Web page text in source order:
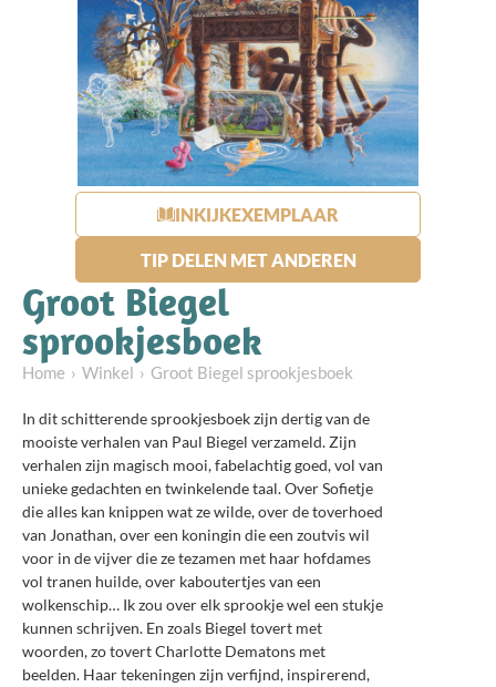
INKIJKEXEMPLAAR
TIP DELEN MET ANDEREN
Groot Biegel
sprookjesboek
Home Winkel Groot Biegel sprookjesboek
In dit schitterende sprookjesboek zijn dertig van de
mooiste verhalen van Paul Biegel verzameld. Zijn
verhalen zijn magisch mooi, fabelachtig goed, vol van
unieke gedachten en twinkelende taal. Over Sofietje
die alles kan knippen wat ze wilde, over de toverhoed
van Jonathan, over een koningin die een zoutvis wil
voor in de vijver die ze tezamen met haar hofdames
vol tranen huilde, over kaboutertjes van een
wolkenschip… Ik zou over elk sprookje wel een stukje
kunnen schrijven. En zoals Biegel tovert met
woorden, zo tovert Charlotte Dematons met
beelden. Haar tekeningen zijn verfijnd, inspirerend,